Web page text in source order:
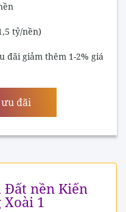
tỷ/nền)
đãi giảm thêm 1-2% giá
đãi
nền Kiến
Xoài 1